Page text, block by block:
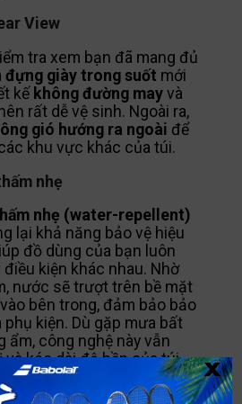
View
tra xem bạn đã mang đủ
đựng giày trong suốt mới
kế không đường mayvà
rất dễ vệ sinh. Ngoài ra,
gió hướng ra ngoài để
khu vực khác của túi.
nhẹ
nhẹ (water-repellent)
lại khả năng bảo vệ hiệu
đồ dùng của bạn luôn
kiện khác nhau. Nhờ
nước sẽ trượt trên bề mặt
bên trong, đảm bảo bảo
kiện. Dù gặp mưa bất
ẩm, công nghệ này vẫn
kéo dài độ bền của túi.
x